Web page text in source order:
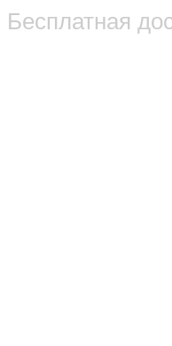
Бесплатная